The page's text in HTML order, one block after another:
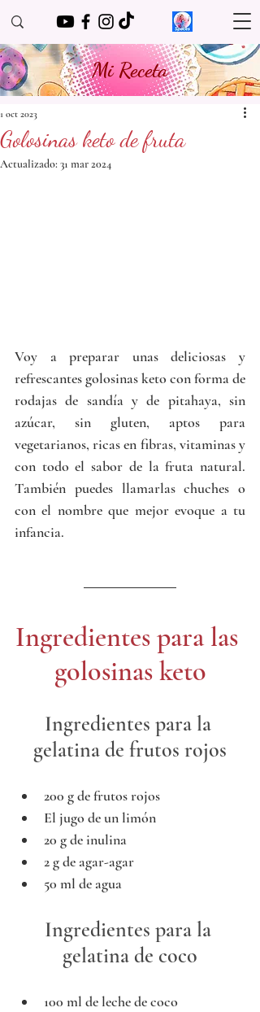
Mi Receta
Golosinas keto de fruta
1 oct 2023
Actualizado: 31 mar 2024
Voy a preparar unas deliciosas y
refrescantes golosinas keto con forma de
rodajas de sandía y de pitahaya, sin
azúcar, sin gluten, aptos para
vegetarianos, ricas en fibras, vitaminas y
con todo el sabor de la fruta natural.
También puedes llamarlas chuches o
con el nombre que mejor evoque a tu
infancia.
Ingredientes para las
golosinas keto
Ingredientes para la
gelatina de frutos rojos
200 g de frutos rojos
El jugo de un limón
20 g de inulina
2 g de agar-agar
50 ml de agua
Ingredientes para la
gelatina de coco
100 ml de leche de coco